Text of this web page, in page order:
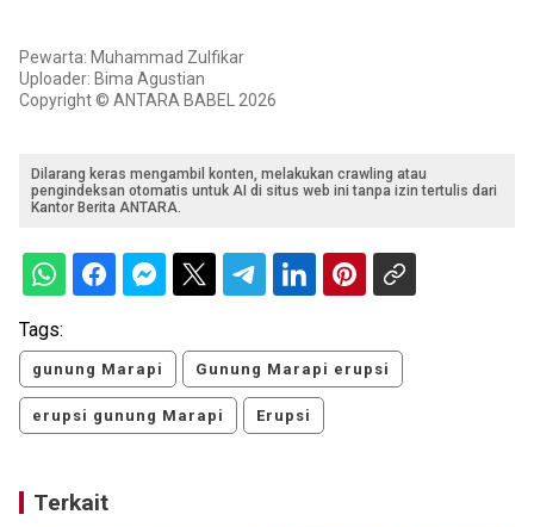
Pewarta: Muhammad Zulfikar
Uploader: Bima Agustian
Copyright © ANTARA BABEL 2026
Dilarang keras mengambil konten, melakukan crawling atau
pengindeksan otomatis untuk AI di situs web ini tanpa izin tertulis dari
Kantor Berita ANTARA.
Tags:
gunung Marapi Gunung Marapi erupsi
erupsi gunung Marapi Erupsi
Terkait